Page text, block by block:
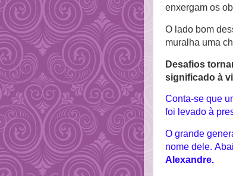
enxergam os
O lado bom
muralha uma
Desafios
significado à
Conta-se que
foi levado à
O grande
nome dele.
Alexandre.